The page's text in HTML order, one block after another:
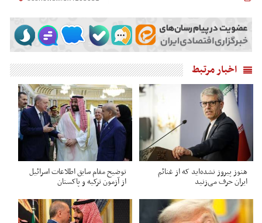
اخبار مرتبط
هنوز پیروز نشده‌اید که از غنائم
ایران حرف می‌زنید
توضیح مقام سابق اطلاعات اسرائیل
از آزمون ترکیه و پاکستان